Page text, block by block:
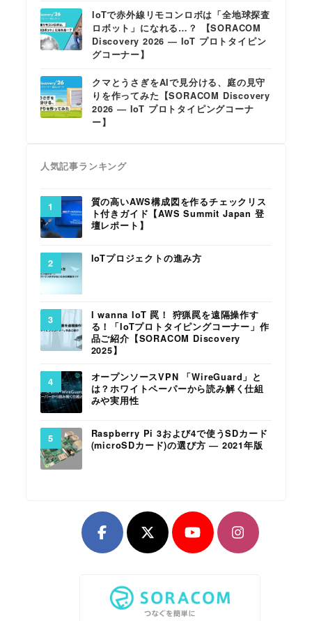
IoTで赤外線リモコンロボは「全地球探査
ロボット」になれる…？ 【SORACOM
Discovery 2026 ― IoT プロトタイピン
グコーナー】
クマとうさぎをAIで見分ける、庭の見守
りを作ってみた【SORACOM Discovery
2026 ― IoT プロトタイピングコーナ
ー】
人気記事ランキング
質の高いAWS構成図を作るチェックリス
ト付きガイド【AWS Summit Japan 登
壇レポート】
IoTプロジェクトの進み方
I wanna IoT 罠！ 狩猟罠を遠隔操作す
る！「IoTプロトタイピングコーナー」作
品ご紹介【SORACOM Discovery
2025】
オープンソースVPN 「WireGuard」と
は？ホワイトペーパーから読み解く仕組
みや実用性
Raspberry Pi 3および4で使うSDカード
(microSDカード)の選び方 ― 2021年版